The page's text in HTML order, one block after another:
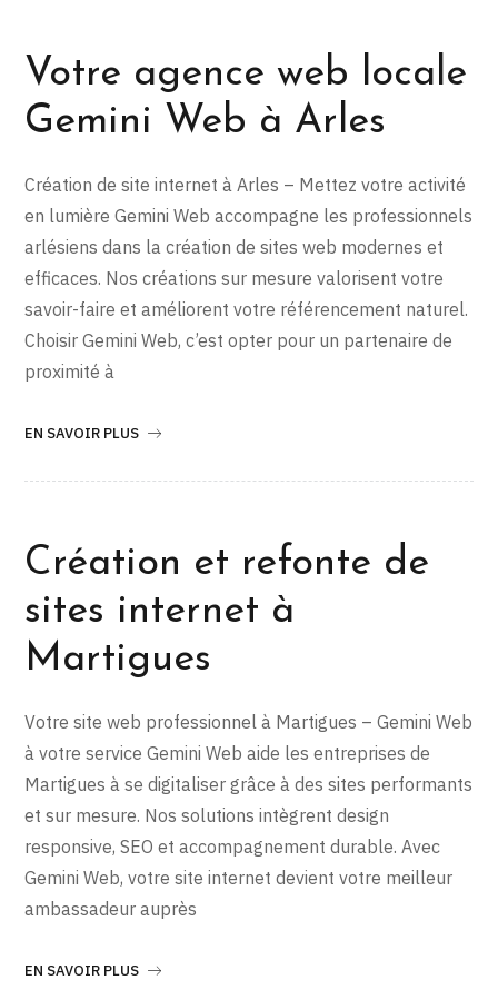
Votre agence web locale
Gemini Web à Arles
Création de site internet à Arles – Mettez votre activité
en lumière Gemini Web accompagne les professionnels
arlésiens dans la création de sites web modernes et
efficaces. Nos créations sur mesure valorisent votre
savoir-faire et améliorent votre référencement naturel.
Choisir Gemini Web, c’est opter pour un partenaire de
proximité à
EN SAVOIR PLUS
Création et refonte de
sites internet à
Martigues
Votre site web professionnel à Martigues – Gemini Web
à votre service Gemini Web aide les entreprises de
Martigues à se digitaliser grâce à des sites performants
et sur mesure. Nos solutions intègrent design
responsive, SEO et accompagnement durable. Avec
Gemini Web, votre site internet devient votre meilleur
ambassadeur auprès
EN SAVOIR PLUS